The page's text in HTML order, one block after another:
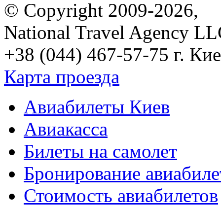
© Copyright 2009-2026,
National Travel Agency
+38 (044) 467-57-75 г.
Карта проезда
Авиабилеты Киев
Авиакасса
Билеты на самолет
Бронирование
Стоимость авиабилетов